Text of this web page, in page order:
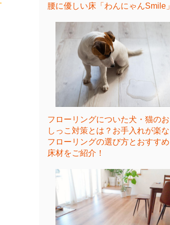
腰に優しい床「わんにゃんSmile」
フローリングについた犬・猫のお
しっこ対策とは？お手入れが楽な
フローリングの選び方とおすすめ
床材をご紹介！